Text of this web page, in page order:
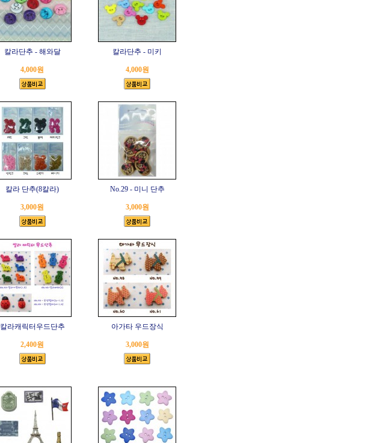
칼라단추 - 해와달
4,000원
칼라단추 - 미키
4,000원
칼라 단추(8칼라)
3,000원
No.29 - 미니 단추
3,000원
칼라캐릭터우드단추
2,400원
아가타 우드장식
3,000원